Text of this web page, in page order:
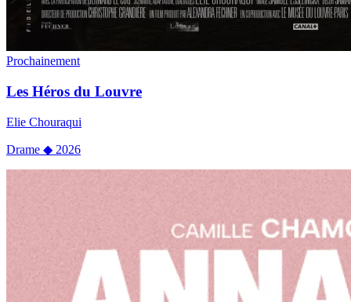
Prochainement
Les Héros du Louvre
Elie Chouraqui
Drame ◆ 2026